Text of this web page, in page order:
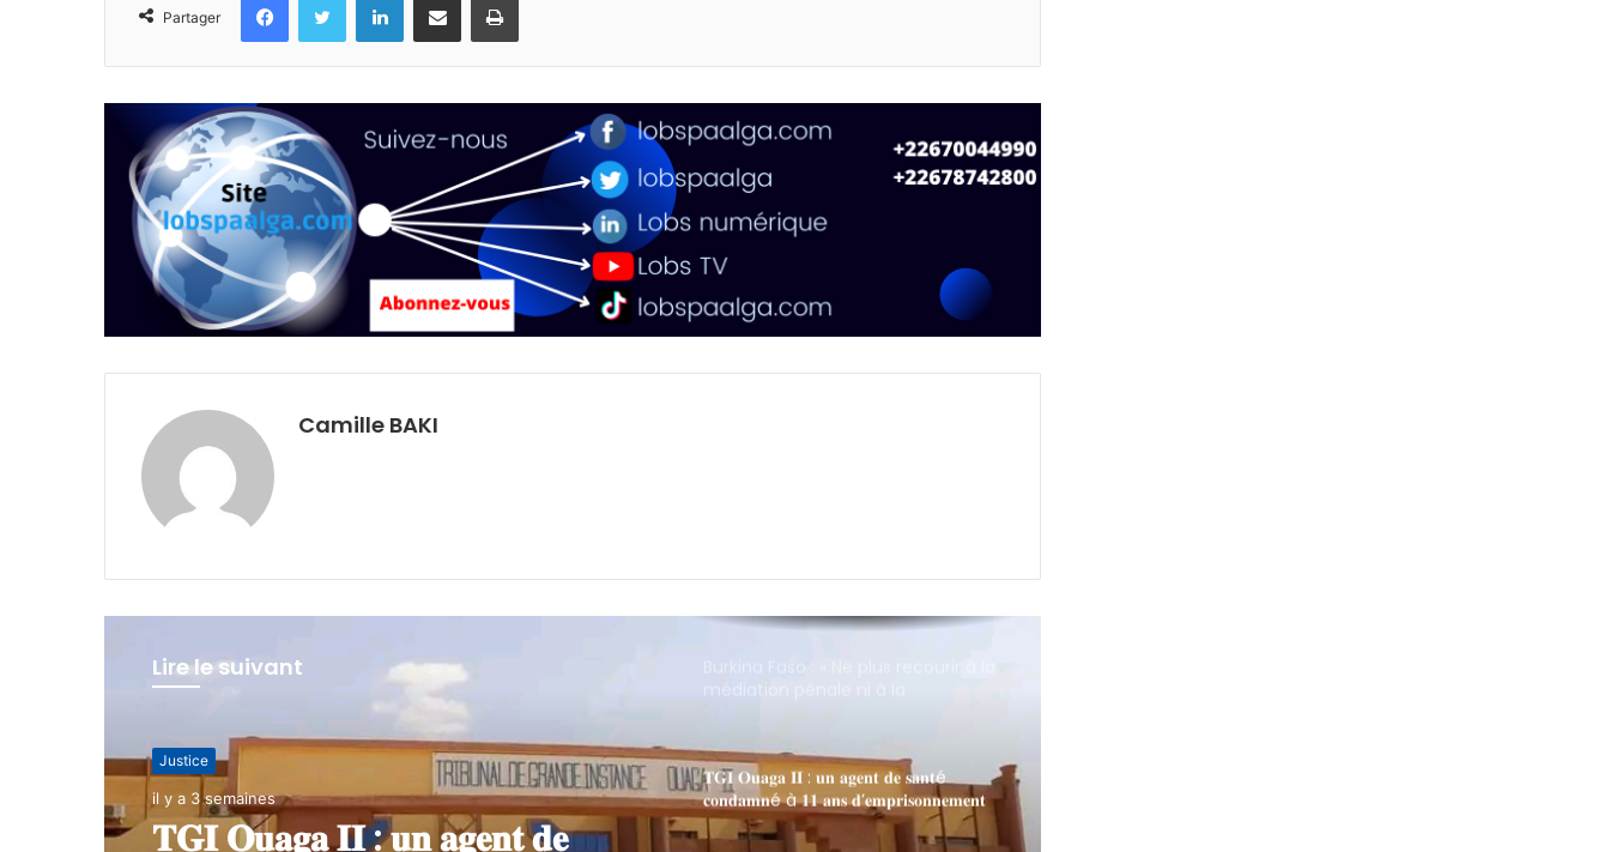
Partager
Camille BAKI
Lire le suivant
Justice
il y a 3 semaines
Justice
27 juin 2026
Burkina Faso : « Ne plus recourir à la
médiation pénale ni à la
viol commis sur un mineur. »
𝐓𝐆𝐈 𝐎𝐮𝐚𝐠𝐚 𝐈𝐈 : 𝐮𝐧 𝐚𝐠𝐞𝐧𝐭 𝐝𝐞 𝐬𝐚𝐧𝐭é
𝐜𝐨𝐧𝐝𝐚𝐦𝐧é à 𝟏𝟏 𝐚𝐧𝐬 𝐝’𝐞𝐦𝐩𝐫𝐢𝐬𝐨𝐧𝐧𝐞𝐦𝐞𝐧𝐭
𝐩𝐨𝐮𝐫 𝐯𝐢𝐨𝐥 𝐚𝐠𝐠𝐫𝐚𝐯é 𝐬𝐮𝐫 𝐮𝐧𝐞 𝐟𝐞𝐦𝐦𝐞
𝐞𝐧𝐜𝐞𝐢𝐧𝐭𝐞